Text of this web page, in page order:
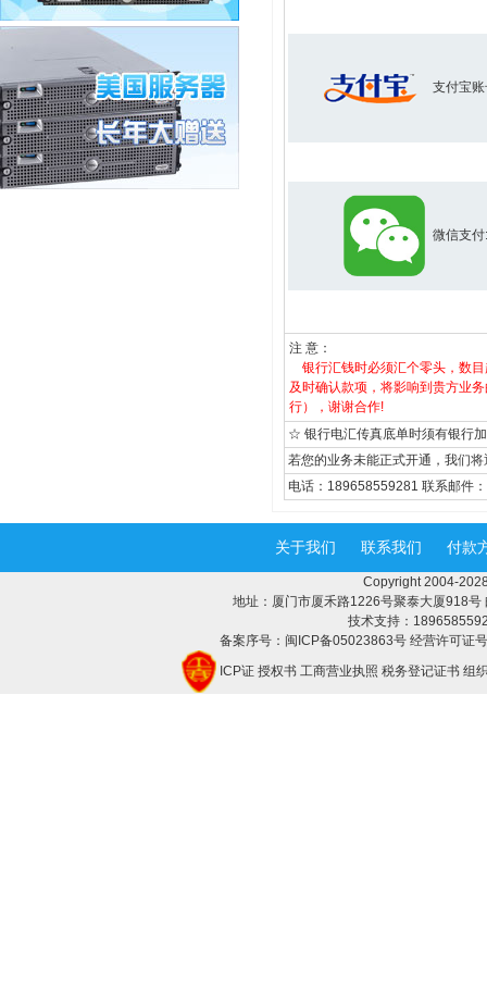
支付宝
微信支
注 意：
银行汇钱时必须汇个零头，数
及时确认款项，将影响到贵方业
行），谢谢合作!
☆ 银行电汇传真底单时须有银行
若您的业务未能正式开通，我们
电话：189658559281 联系邮件
关于我们 联系我们 付款
Copyright 2004-
地址：厦门市厦禾路1226号聚泰大厦918
技术支持：
备案序号：闽ICP备05023863号 经营许可证
ICP证 授权书 工商营业执照 税务登记证书 组